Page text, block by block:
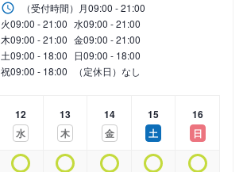
（受付時間） 月09:00 - 21:00
火09:00 - 21:00 水09:00 - 21:00
木09:00 - 21:00 金09:00 - 21:00
土09:00 - 18:00 日09:00 - 18:00
祝09:00 - 18:00 （定休日）なし
12
水
13
木
14
金
15
土
16
日